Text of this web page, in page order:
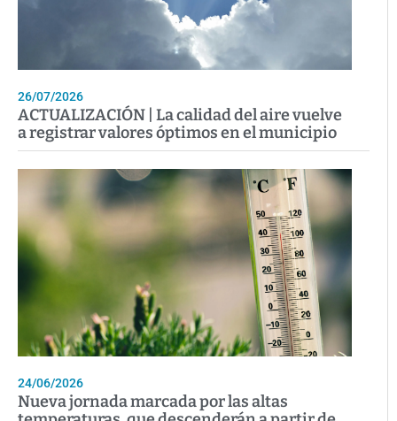
26/07/2026
ACTUALIZACIÓN | La calidad del aire vuelve
a registrar valores óptimos en el municipio
24/06/2026
Nueva jornada marcada por las altas